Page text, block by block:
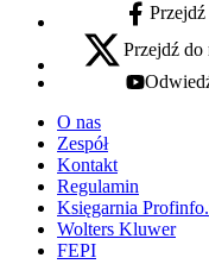
facebook -
x - otwiera się w
Przejdź
youtube -
O nas
Zespół
Kontakt
Regulamin
Księgarnia
Wolters Kluwer
FEPI